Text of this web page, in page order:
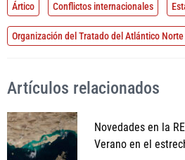
Ártico Conflictos internacionales
Organización del Tratado del Atlántico Norte
Artículos relacionados
Novedades en la
Verano en el